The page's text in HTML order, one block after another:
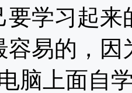
要学习起
容易的，
脑上面自